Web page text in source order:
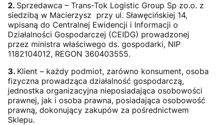
2. Sprzedawca – Trans-Tok Logistic Group Sp zo.o. z
siedzibą w Macierzysz przy ul. Sławęcińskiej 14,
wpisaną do Centralnej Ewidencji i Informacji o
Działalności Gospodarczej (CEIDG) prowadzonej
przez ministra właściwego ds. gospodarki, NIP
1182104012, REGON 360403555.
3. Klient – każdy podmiot, zarówno konsument, osoba
fizyczna prowadząca działalność gospodarczą,
jednostka organizacyjna nieposiadająca osobowości
prawnej, jak i osoba prawna, posiadająca osobowość
prawną, dokonujący zakupów za pośrednictwem
Sklepu.